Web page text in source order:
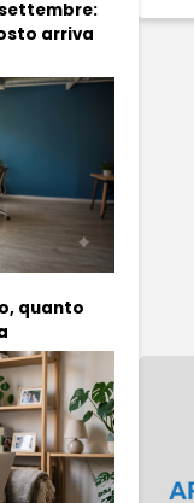
arriva
quanto